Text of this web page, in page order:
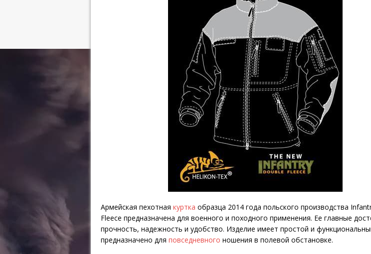
Армейская пехотная куртка образца 2014 года польского производства
Fleece предназначена для военного и походного применения. Ее главные
прочность, надежность и удобство. Изделие имеет простой и
предназначено для повседневного ношения в полевой обстановке.